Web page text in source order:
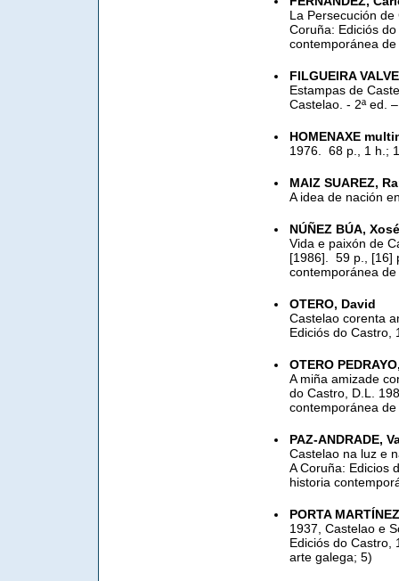
La Persecución
Coruña: Ediciós
contemporánea
FILGUEIRA
Estampas de
Castelao. - 2ª ed.
HOMENAXE
1976. ­ 68 p., 1 h.;
MAIZ SUAREZ,
A idea de nación
NÚÑEZ BÚA, Xosé
Vida e paixón de
[1986]. ­ 59 p., [16]
contemporánea
OTERO, David
Castelao corenta
Ediciós do Castro,
OTERO
A miña amizade
do Castro, D.L.
contemporánea
PAZ-ANDRADE,
Castelao na luz e
A Coruña: Edicios
historia
PORTA
1937, Castelao e
Ediciós do Castro,
arte galega; 5)